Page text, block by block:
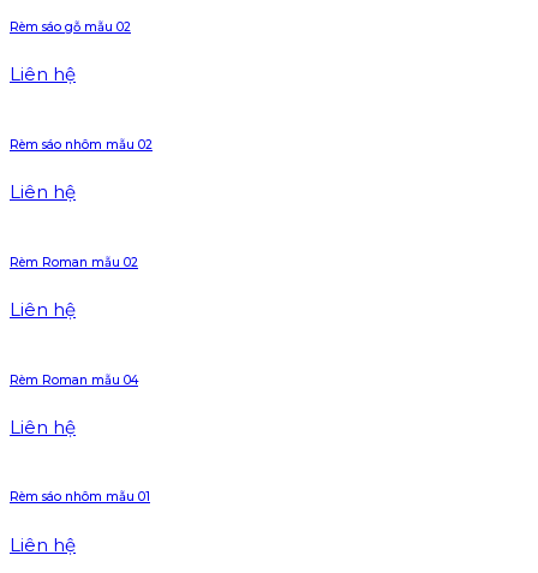
Rèm sáo gỗ mẫu 02
Liên hệ
Rèm sáo nhôm mẫu 02
Liên hệ
Rèm Roman mẫu 02
Liên hệ
Rèm Roman mẫu 04
Liên hệ
Rèm sáo nhôm mẫu 01
Liên hệ